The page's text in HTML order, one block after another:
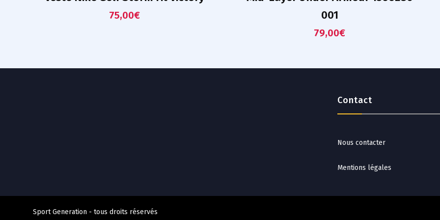
75,00€
001
79,00€
Contact
Nous contacter
Mentions légales
Sport Generation - tous droits réservés